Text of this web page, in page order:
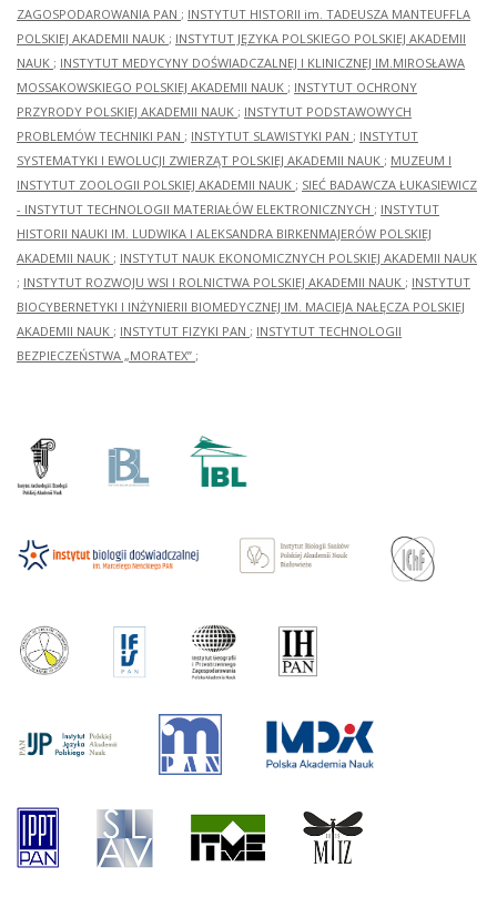
ZAGOSPODAROWANIA PAN ; INSTYTUT HISTORII im. TADEUSZA MANTEUFFLA
POLSKIEJ AKADEMII NAUK ; INSTYTUT JĘZYKA POLSKIEGO POLSKIEJ AKADEMII
NAUK ; INSTYTUT MEDYCYNY DOŚWIADCZALNEJ I KLINICZNEJ IM.MIROSŁAWA
MOSSAKOWSKIEGO POLSKIEJ AKADEMII NAUK ; INSTYTUT OCHRONY
PRZYRODY POLSKIEJ AKADEMII NAUK ; INSTYTUT PODSTAWOWYCH
PROBLEMÓW TECHNIKI PAN ; INSTYTUT SLAWISTYKI PAN ; INSTYTUT
SYSTEMATYKI I EWOLUCJI ZWIERZĄT POLSKIEJ AKADEMII NAUK ; MUZEUM I
INSTYTUT ZOOLOGII POLSKIEJ AKADEMII NAUK ; SIEĆ BADAWCZA ŁUKASIEWICZ
- INSTYTUT TECHNOLOGII MATERIAŁÓW ELEKTRONICZNYCH ; INSTYTUT
HISTORII NAUKI IM. LUDWIKA I ALEKSANDRA BIRKENMAJERÓW POLSKIEJ
AKADEMII NAUK ; INSTYTUT NAUK EKONOMICZNYCH POLSKIEJ AKADEMII NAUK
; INSTYTUT ROZWOJU WSI I ROLNICTWA POLSKIEJ AKADEMII NAUK ; INSTYTUT
BIOCYBERNETYKI I INŻYNIERII BIOMEDYCZNEJ IM. MACIEJA NAŁĘCZA POLSKIEJ
AKADEMII NAUK ; INSTYTUT FIZYKI PAN ; INSTYTUT TECHNOLOGII
BEZPIECZEŃSTWA „MORATEX” ;